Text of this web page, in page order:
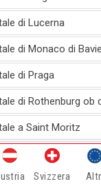
di Lucerna
di Monaco di
di Praga
di Rothenburg ob
a Saint Moritz
di Salisburgo
di Strasburgo
Svizzera